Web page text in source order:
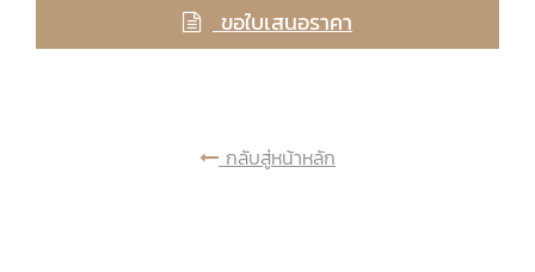
ขอใบเสนอราคา
กลับสู่หน้าหลัก